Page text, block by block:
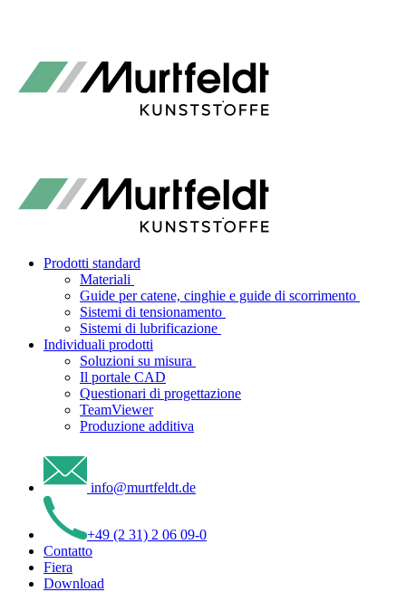
Prodotti standard
Materiali
Guide per catene, cinghie e guide di scorrimento
Sistemi di tensionamento
Sistemi di lubrificazione
Individuali prodotti
Soluzioni su misura
Il portale CAD
Questionari di progettazione
TeamViewer
Produzione additiva
info@murtfeldt.de
+49 (2 31) 2 06 09-0
Contatto
Fiera
Download